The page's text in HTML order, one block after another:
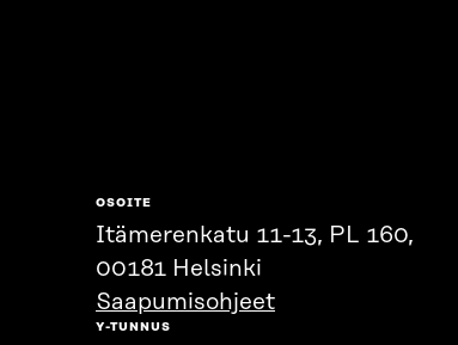
OSOITE
Itämerenkatu 11-13, PL 160,
00181 Helsinki
Saapumisohjeet
Y-TUNNUS